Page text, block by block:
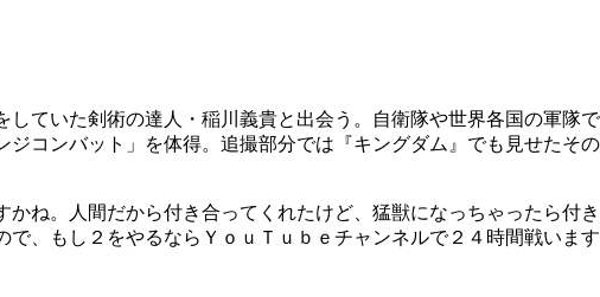
ていた剣術の達人・稲川義貴と出会う。自衛隊や世界各国の軍隊で
コンバット」を体得。追撮部分では『キングダム』でも見せたその
ね。人間だから付き合ってくれたけど、猛獣になっちゃったら付き
、もし２をやるならＹｏｕＴｕｂｅチャンネルで２４時間戦います